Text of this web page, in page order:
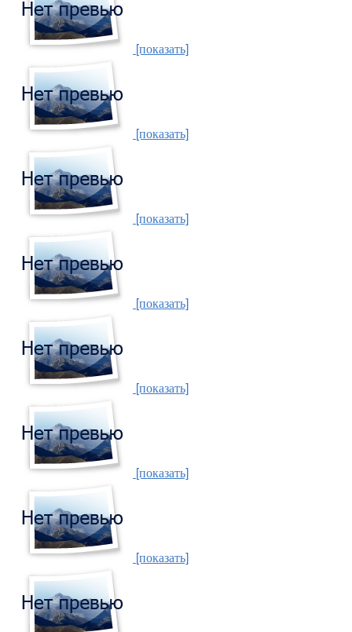
[показать]
[показать]
[показать]
[показать]
[показать]
[показать]
[показать]